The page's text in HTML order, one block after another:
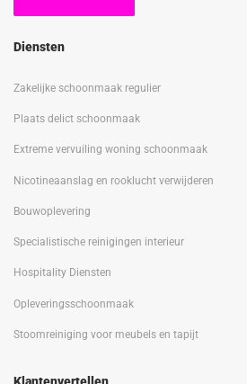
Diensten
Zakelijke schoonmaak regulier
Plaats delict schoonmaak
Extreme vervuiling woning schoonmaak
Nicotineaanslag en rooklucht verwijderen
Bouwoplevering
Specialistische reinigingen interieur
Hospitality Diensten
Opleveringsschoonmaak
Stoomreiniging voor meubels en tapijt
Klantenvertellen